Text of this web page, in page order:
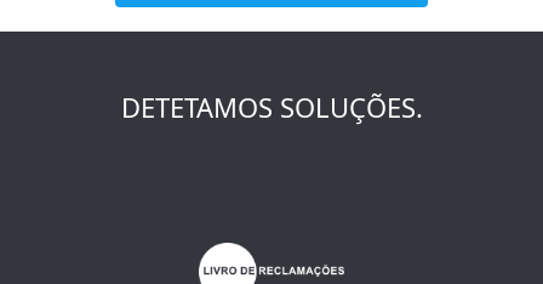
DETETAMOS SOLUÇÕES.